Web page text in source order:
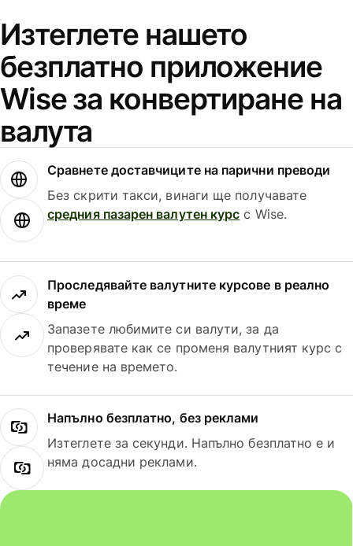
Изтеглете нашето
безплатно приложение
Wise за конвертиране на
валута
Сравнете доставчиците на парични преводи
Без скрити такси, винаги ще получавате
средния пазарен валутен курс с Wise.
Проследявайте валутните курсове в реално
време
Запазете любимите си валути, за да
проверявате как се променя валутният курс с
течение на времето.
Напълно безплатно, без реклами
Изтеглете за секунди. Напълно безплатно е и
няма досадни реклами.